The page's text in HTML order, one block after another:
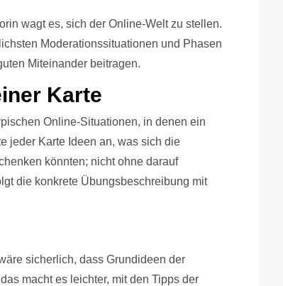
wagt es, sich der Online-Welt zu stellen.
Moderationssituationen und Phasen
Miteinander beitragen.
Karte
Online-Situationen, in denen ein
jeder Karte Ideen an, was sich die
könnten; nicht ohne darauf
die konkrete Übungsbeschreibung mit
sicherlich, dass Grundideen der
macht es leichter, mit den Tipps der